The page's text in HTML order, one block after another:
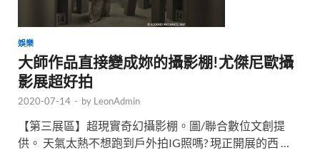
娛樂
大師作品直接變成妳的攝影棚!尤傑尼歐攝
影展超好拍
2020-07-14 - by LeonAdmin
【第三展區】超現實奇幻攝影棚。圖/聯合數位文創提
供。 天氣太熱不想跑到戶外拍IG照嗎? 現正開展的西 …